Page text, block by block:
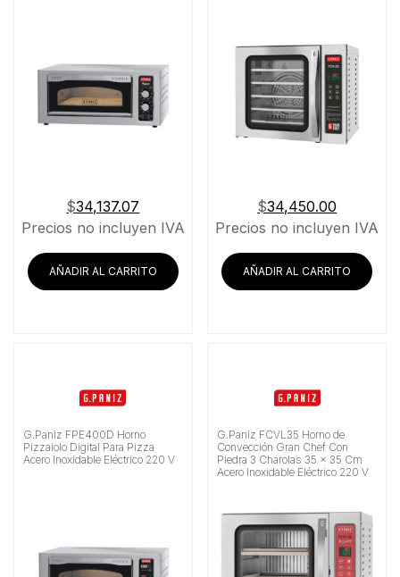
$34,137.07
Precios no incluyen IVA
AÑADIR AL CARRITO
$34,450.00
Precios no incluyen IVA
AÑADIR AL CARRITO
G.Paniz FPE400D Horno
Pizzaiolo Digital Para Pizza
Acero Inoxidable Eléctrico 220 V
G.Paniz FCVL35 Horno de
Convección Gran Chef Con
Piedra 3 Charolas 35 x 35 Cm
Acero Inoxidable Eléctrico 220 V